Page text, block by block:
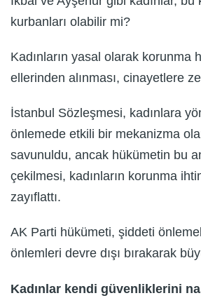
kurbanları olabilir mi?
Kadınların yasal olarak korunma
ellerinden alınması, cinayetlere
İstanbul Sözleşmesi, kadınlara
önlemede etkili bir mekanizma
savunuldu, ancak hükümetin bu
çekilmesi, kadınların korunma
zayıflattı.
AK Parti hükümeti, şiddeti
önlemleri devre dışı bırakarak
Kadınlar kendi güvenliklerini